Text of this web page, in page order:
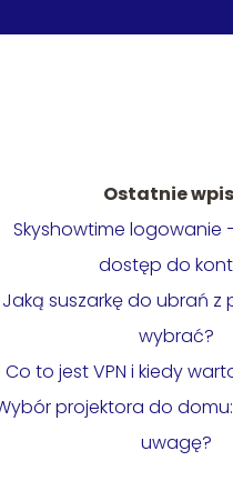
Ostatnie
Skyshowtime logowanie
dostęp do
Jaką suszarkę do ubrań z
wybrać?
Co to jest VPN i kiedy
projektora do
uwagę?